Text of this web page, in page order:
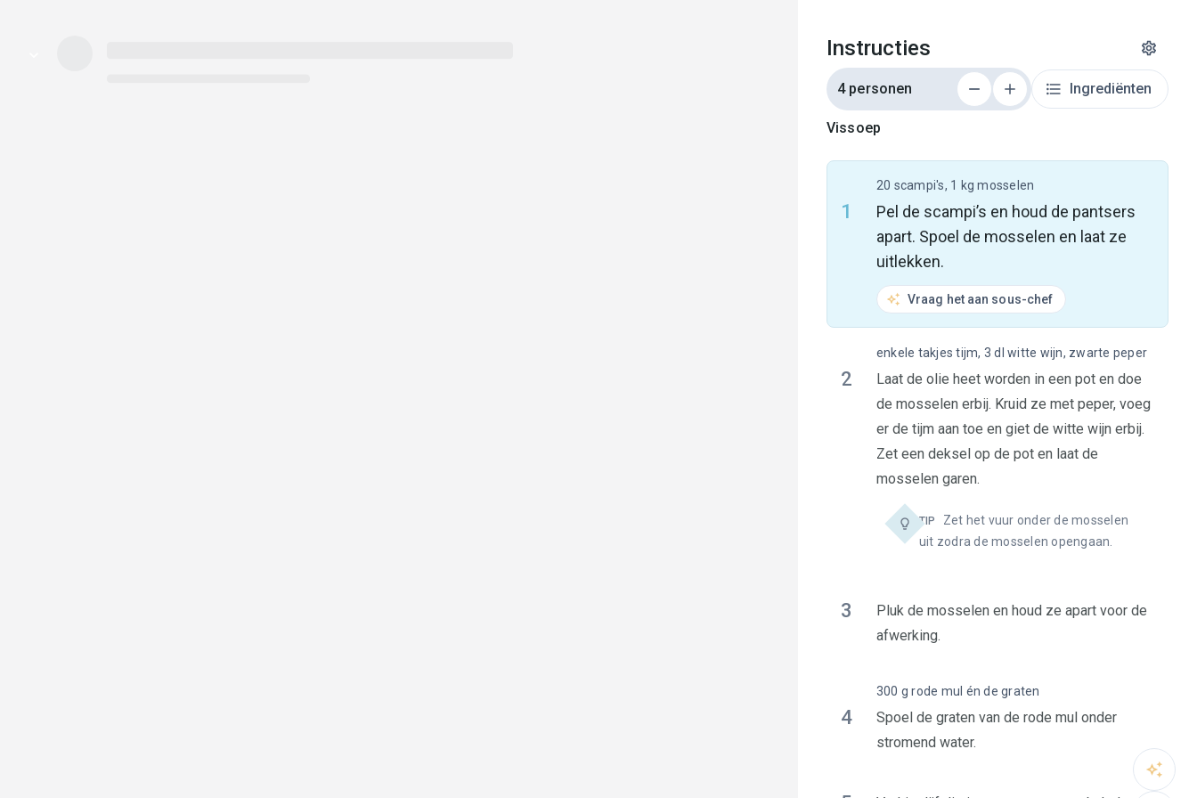
Instructies
4 personen Ingrediënten
Vissoep
1
Pel de scampi’s en houd de pantsers
apart. Spoel de mosselen en laat ze
uitlekken.
Vraag het aan sous-chef
20 scampi's, 1 kg mosselen
2
Laat de olie heet worden in een pot en doe
de mosselen erbij. Kruid ze met peper, voeg
er de tijm aan toe en giet de witte wijn erbij.
Zet een deksel op de pot en laat de
mosselen garen.
TIP
Zet het vuur onder de mosselen
uit zodra de mosselen opengaan.
enkele takjes tijm, 3 dl witte wijn, zwarte peper
3
Pluk de mosselen en houd ze apart voor de
afwerking.
4
Spoel de graten van de rode mul onder
stromend water.
300 g rode mul én de graten